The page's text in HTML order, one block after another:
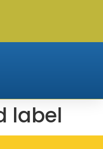
label